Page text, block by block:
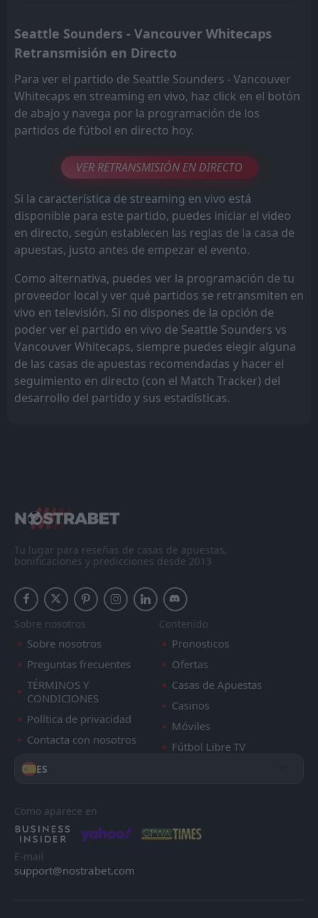
Seattle Sounders - Vancouver Whitecaps
Retransmisión en Directo
Para ver el partido de Seattle Sounders - Vancouver
Whitecaps en streaming en vivo, haz click en el botón
de abajo y navega por la programación de los
partidos de fútbol en directo hoy.
VER RETRANSMISIÓN EN DIRECTO
Si la característica de streaming en vivo está
disponible para este partido, puedes iniciar el video
en directo, según establecen las reglas de la casa de
apuestas, justo antes de empezar el evento.
Como alternativa, puedes ver la programación de tu
proveedor local y ver qué partidos se retransmiten en
vivo en televisión. Si no dispones de la opción de
poder ver el partido en vivo de Seattle Sounders vs
Vancouver Whitecaps, siempre puedes elegir alguna
de las casas de apuestas recomendadas y hacer el
seguimiento en directo (con el Match Tracker) del
desarrollo del partido y sus estadísticas.
Tu lugar para reseñas de casas de apuestas,
bonificaciones y predicciones desde 2013
Sobre nosotros
Sobre nosotros
Preguntas frecuentes
TÉRMINOS Y
CONDICIONES
Política de privacidad
Contacta con nosotros
Contenido
Pronosticos
Ofertas
Casas de Apuestas
Casinos
Móviles
Fútbol Libre TV
ES
Como aparece en
E-mail
support@nostrabet.com